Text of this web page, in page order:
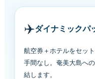
✈️ダイナミックパ
航空券＋ホテルをセッ
手間なし。奄美大島へ
結します。